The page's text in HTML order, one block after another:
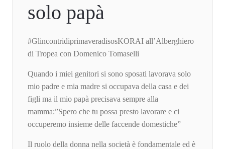
solo papà
#GlincontridiprimaveradisosKORAI all’Alberghiero
di Tropea con Domenico Tomaselli
Quando i miei genitori si sono sposati lavorava solo
mio padre e mia madre si occupava della casa e dei
figli ma il mio papà precisava sempre alla
mamma:”Spero che tu possa presto lavorare e ci
occuperemo insieme delle faccende domestiche”
Il ruolo della donna nella società è fondamentale ed è